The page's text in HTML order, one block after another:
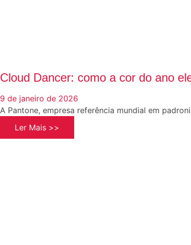
Cloud Dancer: como a cor do ano
9 de janeiro de 2026
A Pantone, empresa referência mundial em
Ler Mais >>